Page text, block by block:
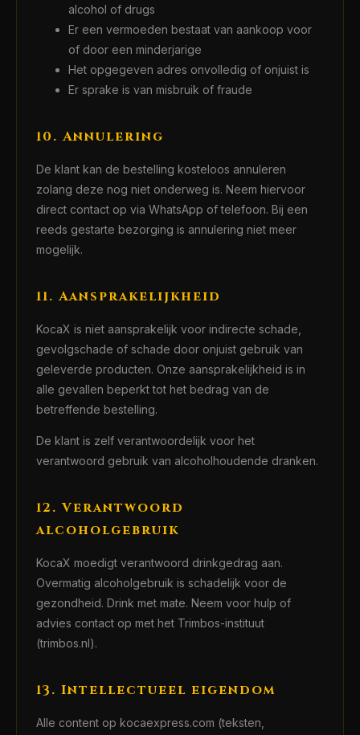
alcohol of drugs
Er een vermoeden bestaat van aankoop voor
of door een minderjarige
Het opgegeven adres onvolledig of onjuist is
Er sprake is van misbruik of fraude
10. Annulering
De klant kan de bestelling kosteloos annuleren
zolang deze nog niet onderweg is. Neem hiervoor
direct contact op via WhatsApp of telefoon. Bij een
reeds gestarte bezorging is annulering niet meer
mogelijk.
11. Aansprakelijkheid
KocaX is niet aansprakelijk voor indirecte schade,
gevolgschade of schade door onjuist gebruik van
geleverde producten. Onze aansprakelijkheid is in
alle gevallen beperkt tot het bedrag van de
betreffende bestelling.
De klant is zelf verantwoordelijk voor het
verantwoord gebruik van alcoholhoudende dranken.
12. Verantwoord
alcoholgebruik
KocaX moedigt verantwoord drinkgedrag aan.
Overmatig alcoholgebruik is schadelijk voor de
gezondheid. Drink met mate. Neem voor hulp of
advies contact op met het Trimbos-instituut
(trimbos.nl).
13. Intellectueel eigendom
Alle content op kocaexpress.com (teksten,